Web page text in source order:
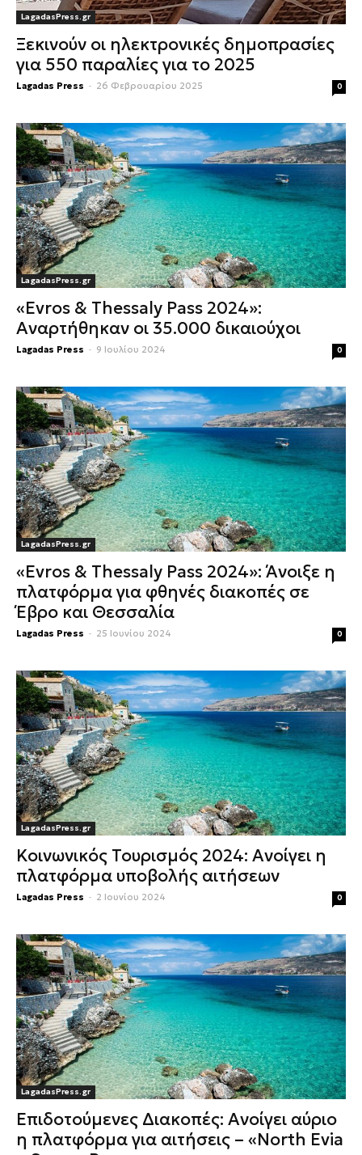
LagadasPress.gr
Ξεκινούν οι ηλεκτρονικές δημοπρασίες
για 550 παραλίες για το 2025
Lagadas Press - 26 Φεβρουαρίου 2025 0
LagadasPress.gr
«Evros & Thessaly Pass 2024»:
Αναρτήθηκαν οι 35.000 δικαιούχοι
Lagadas Press - 9 Ιουλίου 2024 0
LagadasPress.gr
«Evros & Thessaly Pass 2024»: Άνοιξε η
πλατφόρμα για φθηνές διακοπές σε
Έβρο και Θεσσαλία
Lagadas Press - 25 Ιουνίου 2024 0
LagadasPress.gr
Κοινωνικός Τουρισμός 2024: Ανοίγει η
πλατφόρμα υποβολής αιτήσεων
Lagadas Press - 2 Ιουνίου 2024 0
LagadasPress.gr
Επιδοτούμενες Διακοπές: Ανοίγει αύριο
η πλατφόρμα για αιτήσεις – «North Evia